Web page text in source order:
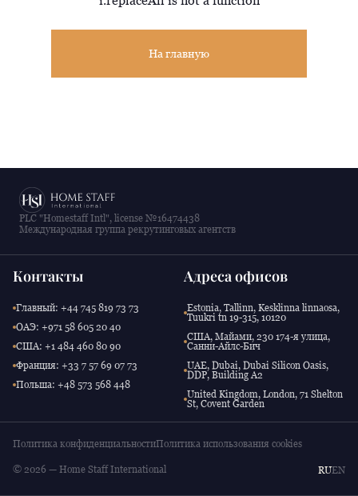
На главную
PLC "Homestaff Intl", license №16474438
Международная группа рекрутинговых агентств
Контакты
Главный: +44 745 819 73 73
ОАЭ: +971 58 605 20 40
США: +1 484 460 80 90
Франция: +33 7 57 69 07 73
Польша: +48 573 568 448
Адреса офисов
Estonia, Tallinn, Kesklinna linnaosa,
Tuukri tn 19-315, 10120
США, Майами, 230 174-я улица,
Санни-Айлс-Бич
UAE, Dubai, Dubai Silicon Oasis,
DDP, Building A2
United Kingdom, London, 71 Shelton
St, Covent Garden
Политика конфиденциальностиПолитика использования cookies
© 2026 — Home Staff International RUEN